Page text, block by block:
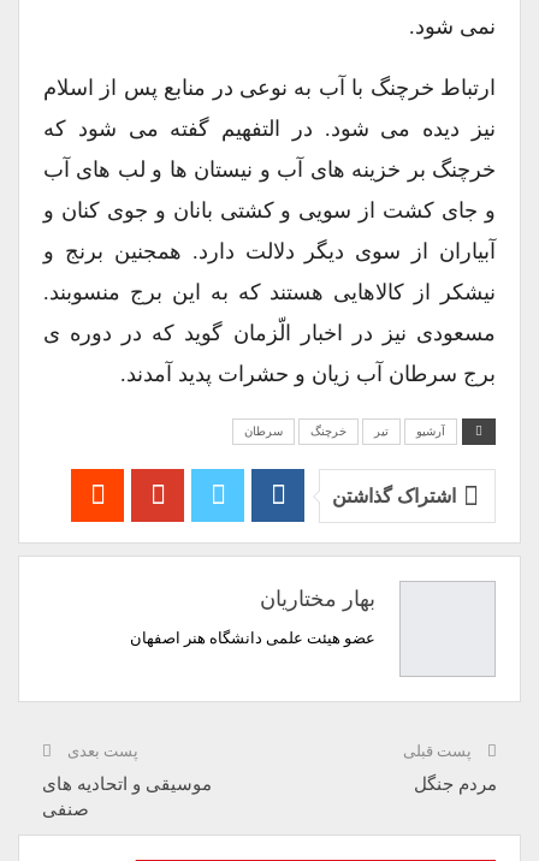
نمی شود.
ارتباط خرچنگ با آب به نوعی در منابع پس از اسلام
نیز دیده می شود. در التفهیم گفته می شود که
خرچنگ بر خزینه های آب و نیستان ها و لب های آب
و جای کشت از سویی و کشتی بانان و جوی کنان و
آبیاران از سوی دیگر دلالت دارد. همجنین برنج و
نیشکر از کالاهایی هستند که به این برج منسوبند.
مسعودی نیز در اخبار الّزمان گوید که در دوره ی
برج سرطان آب زیان و حشرات پدید آمدند.
آرشیو خرچنگ سرطان
اشتراک گذاشتن
بهار مختاریان
عضو هیئت علمی دانشگاه هنر اصفهان
پست قبلی
مردم جنگل
پست بعدی
موسیقی و اتحادیه های
صنفی